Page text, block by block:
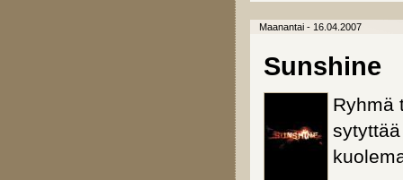
Maanantai - 16.04.2007
Sunshine
Ryhmä